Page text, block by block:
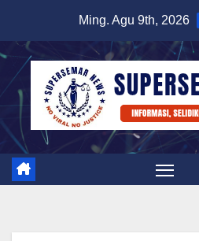
content
Ming. Agu 9th, 2026